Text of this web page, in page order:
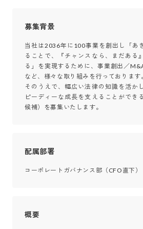
募集背景
当社は2036年に100事業を創出し「あ
ることで、『チャンスなら、まだある
る」を実現するために、事業創出／
など、様々な取り組みを行っております。
そのうえで、幅広い法律の知識を活か
ピーディーな成長を支えることができ
候補）を募集いたします。
配属部署
コーポレートガバナンス部（CFO直下）
概要